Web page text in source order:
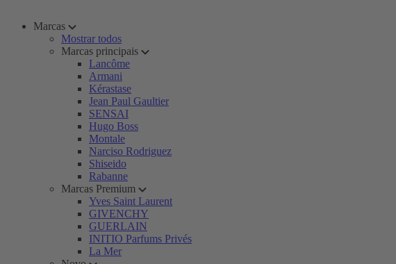
Marcas
Mostrar todos
Marcas principais
Lancôme
Armani
Kérastase
Jean Paul Gaultier
SENSAI
Hugo Boss
Montale
Narciso Rodriguez
Shiseido
Rabanne
Marcas Premium
Yves Saint Laurent
GIVENCHY
GUERLAIN
INITIO Parfums Privés
La Mer